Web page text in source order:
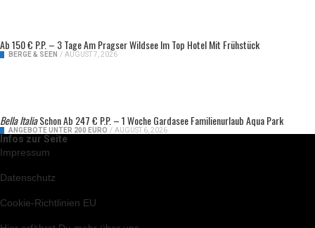
Ab 150 € P.P. – 3 Tage Am Pragser Wildsee Im Top Hotel Mit Frühstück
BERGE & SEEN / AUGUST 7, 2026
Bella ItaliaSchon Ab 247 € P.P. – 1 Woche Gardasee Familienurlaub Aqua Park
ANGEBOTE UNTER 200 EURO / AUGUST 6, 2026
Infos zur Seite
Impressum
Datenschutz
Cookie-Richtlinien EU